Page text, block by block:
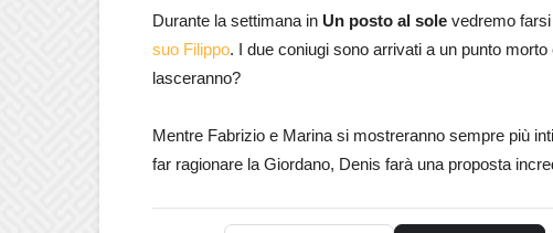
Durante la settimana in Un posto al sole vedremo
suo Filippo. I due coniugi sono arrivati a un punto
lasceranno?
Mentre Fabrizio e Marina si mostreranno sempre più
far ragionare la Giordano, Denis farà una proposta